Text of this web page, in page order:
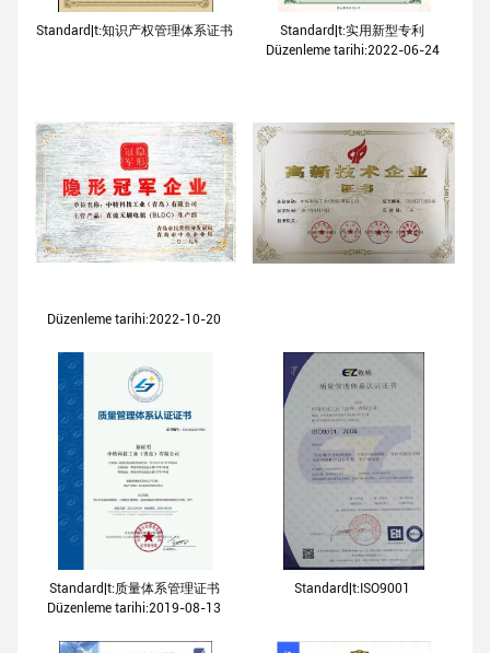
Standard|t:知识产权管理体系证书
Standard|t:实用新型专利
Düzenleme tarihi:2022-06-24
Düzenleme tarihi:2022-10-20
Standard|t:质量体系管理证书
Düzenleme tarihi:2019-08-13
Standard|t:ISO9001